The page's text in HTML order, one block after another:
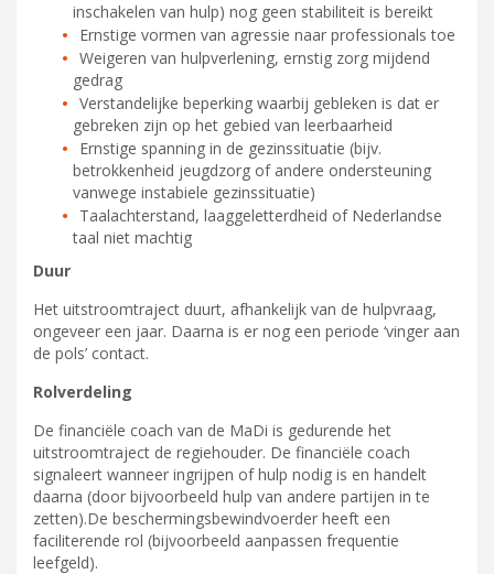
inschakelen van hulp) nog geen stabiliteit is bereikt
Ernstige vormen van agressie naar professionals toe
Weigeren van hulpverlening, ernstig zorg mijdend
gedrag
Verstandelijke beperking waarbij gebleken is dat er
gebreken zijn op het gebied van leerbaarheid
Ernstige spanning in de gezinssituatie (bijv.
betrokkenheid jeugdzorg of andere ondersteuning
vanwege instabiele gezinssituatie)
Taalachterstand, laaggeletterdheid of Nederlandse
taal niet machtig
Duur
Het uitstroomtraject duurt, afhankelijk van de hulpvraag,
ongeveer een jaar. Daarna is er nog een periode ‘vinger aan
de pols’ contact.
Rolverdeling
De financiële coach van de MaDi is gedurende het
uitstroomtraject de regiehouder. De financiële coach
signaleert wanneer ingrijpen of hulp nodig is en handelt
daarna (door bijvoorbeeld hulp van andere partijen in te
zetten).De beschermingsbewindvoerder heeft een
faciliterende rol (bijvoorbeeld aanpassen frequentie
leefgeld).